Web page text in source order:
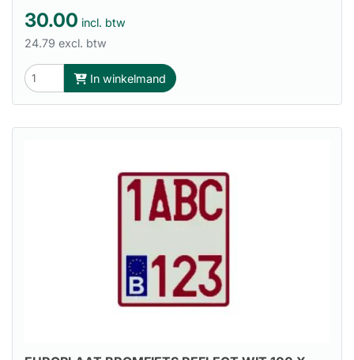
30.00 incl. btw
24.79 excl. btw
In winkelmand